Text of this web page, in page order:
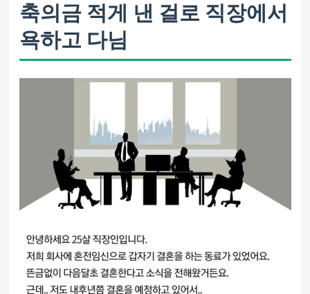
축의금 적게 낸 걸로 직장에서
욕하고 다님